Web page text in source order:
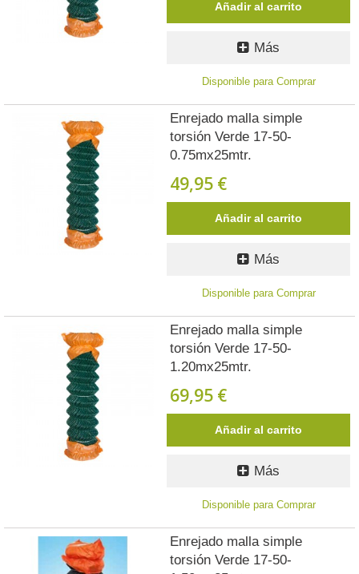
Añadir al carrito
Más
Disponible para Comprar
Enrejado malla simple
torsión Verde 17-50-
0.75mx25mtr.
49,95 €
Añadir al carrito
Más
Disponible para Comprar
Enrejado malla simple
torsión Verde 17-50-
1.20mx25mtr.
69,95 €
Añadir al carrito
Más
Disponible para Comprar
Enrejado malla simple
torsión Verde 17-50-